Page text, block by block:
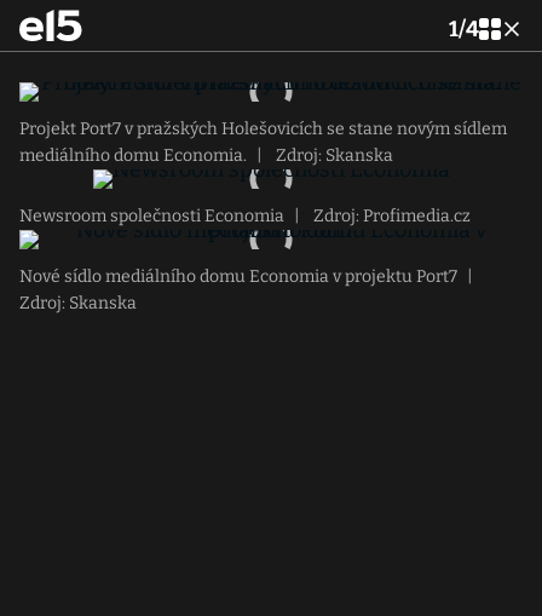
1/4
Projekt Port7 v pražských Holešovicích se stane novým sídlem
mediálního domu Economia.
Zdroj: Skanska
Newsroom společnosti Economia Zdroj: Profimedia.cz
Nové sídlo mediálního domu Economia v projektu Port7
Zdroj: Skanska